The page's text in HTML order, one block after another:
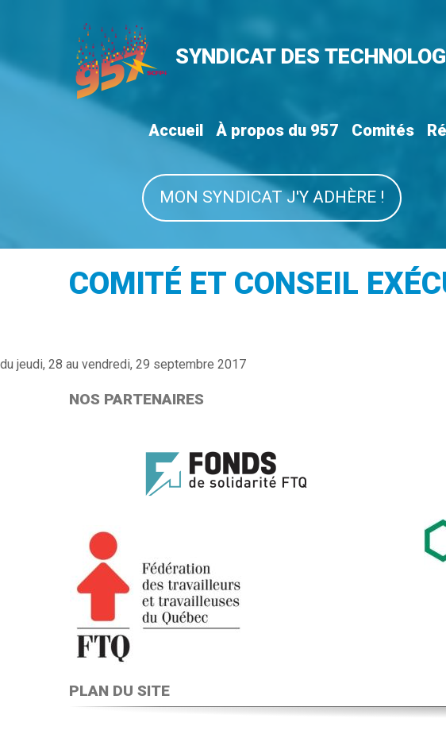
SYNDICAT DES
Accueil À propos du 957 Comités
MON SYNDICAT J'Y ADHÈRE !
COMITÉ ET CONSEIL
du jeudi, 28 au vendredi, 29 septembre 2017
NOS PARTENAIRES
PLAN DU SITE